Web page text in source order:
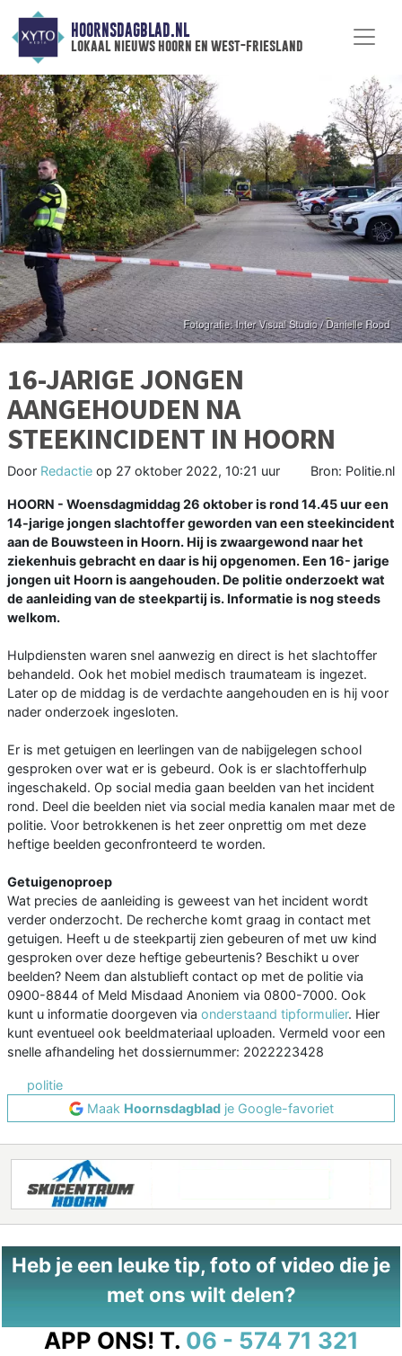
HOORNSDAGBLAD.NL
lokaal nieuws hoorn en west-friesland
16-JARIGE JONGEN
AANGEHOUDEN NA
STEEKINCIDENT IN HOORN
Door Redactie op 27 oktober 2022, 10:21 uur Bron: Politie.nl
HOORN - Woensdagmiddag 26 oktober is rond 14.45 uur een
14-jarige jongen slachtoffer geworden van een steekincident
aan de Bouwsteen in Hoorn. Hij is zwaargewond naar het
ziekenhuis gebracht en daar is hij opgenomen. Een 16- jarige
jongen uit Hoorn is aangehouden. De politie onderzoekt wat
de aanleiding van de steekpartij is. Informatie is nog steeds
welkom.
Hulpdiensten waren snel aanwezig en direct is het slachtoffer
behandeld. Ook het mobiel medisch traumateam is ingezet.
Later op de middag is de verdachte aangehouden en is hij voor
nader onderzoek ingesloten.
Er is met getuigen en leerlingen van de nabijgelegen school
gesproken over wat er is gebeurd. Ook is er slachtofferhulp
ingeschakeld. Op social media gaan beelden van het incident
rond. Deel die beelden niet via social media kanalen maar met de
politie. Voor betrokkenen is het zeer onprettig om met deze
heftige beelden geconfronteerd te worden.
Getuigenoproep
Wat precies de aanleiding is geweest van het incident wordt
verder onderzocht. De recherche komt graag in contact met
getuigen. Heeft u de steekpartij zien gebeuren of met uw kind
gesproken over deze heftige gebeurtenis? Beschikt u over
beelden? Neem dan alstublieft contact op met de politie via
0900-8844 of Meld Misdaad Anoniem via 0800-7000. Ook
kunt u informatie doorgeven via onderstaand tipformulier. Hier
kunt eventueel ook beeldmateriaal uploaden. Vermeld voor een
snelle afhandeling het dossiernummer: 2022223428
politie
Maak Hoornsdagbladje Google-favoriet
Heb je een leuke tip, foto of video die je
met ons wilt delen?
APP ONS! T. 06 - 574 71 321